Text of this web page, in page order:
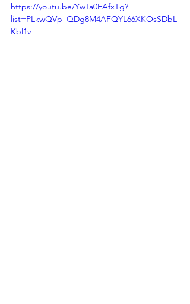
https://youtu.be/YwTa0EAfxTg?
list=PLkwQVp_QDg8M4AFQYL66XKOsSDbL
Kbl1v